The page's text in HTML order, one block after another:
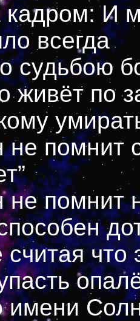
кадром: И
всегда
судьбою
живёт по
не помнит
не помнит
что
имени